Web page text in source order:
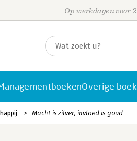
Op werkdagen voor
Overige
Macht is zilver, invloed is goud